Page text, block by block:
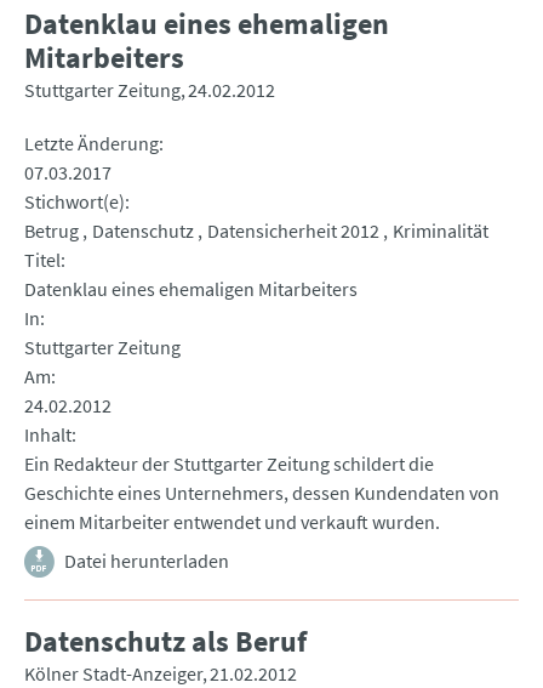
Datenklau eines ehemaligen
Mitarbeiters
Stuttgarter Zeitung 24.02.2012
Letzte Änderung
07.03.2017
Stichwort(e)
Betrug Datenschutz Datensicherheit 2012 Kriminalität
Titel
Datenklau eines ehemaligen Mitarbeiters
In
Stuttgarter Zeitung
Am
24.02.2012
Inhalt
Ein Redakteur der Stuttgarter Zeitung schildert die
Geschichte eines Unternehmers, dessen Kundendaten von
einem Mitarbeiter entwendet und verkauft wurden.
Datei herunterladen
Datenschutz als Beruf
Kölner Stadt-Anzeiger 21.02.2012